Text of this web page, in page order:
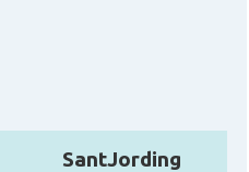
SantJording